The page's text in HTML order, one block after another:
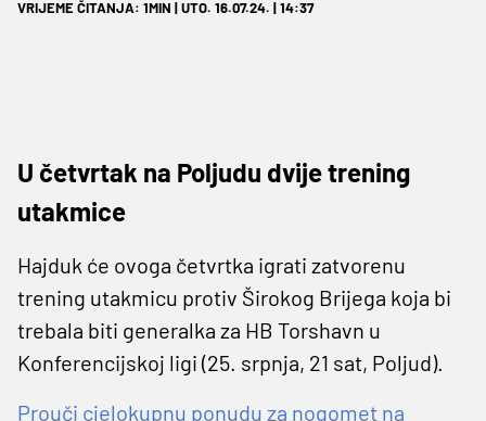
VRIJEME ČITANJA: 1MIN | UTO. 16.07.24. | 14:37
U četvrtak na Poljudu dvije trening
utakmice
Hajduk će ovoga četvrtka igrati zatvorenu
trening utakmicu protiv Širokog Brijega koja bi
trebala biti generalka za HB Torshavn u
Konferencijskoj ligi (25. srpnja, 21 sat, Poljud).
Prouči cjelokupnu ponudu za nogomet na